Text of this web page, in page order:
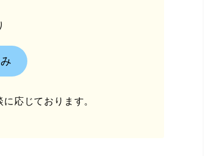
応じております。